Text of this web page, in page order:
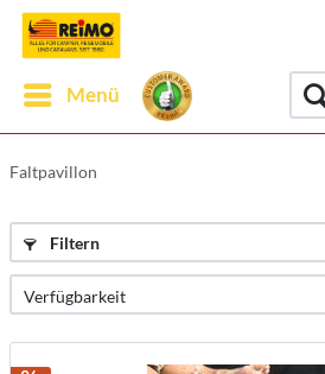
Menü
Faltpavillon
Filtern